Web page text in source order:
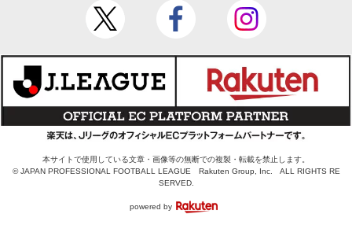
本サイトで使用している文章・画像等の無断での複製・転載を禁止します。
© JAPAN PROFESSIONAL FOOTBALL LEAGUE Rakuten Group, Inc. ALL RIGHTS RE
SERVED.
powered by